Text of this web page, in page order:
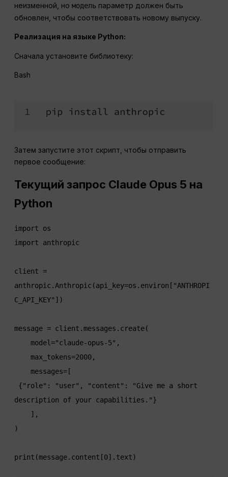
неизменной, номодель параметр должен быть
обновлен, чтобы соответствовать новому выпуску.
Реализация на языке Python:
Сначала установите библиотеку:
Bash
Затем запустите этот скрипт, чтобы отправить
первое сообщение:
Текущий запрос Claude Opus 5 на
Python
import os
import anthropic
client =
anthropic.Anthropic(api_key=os.environ["ANTHROPI
C_API_KEY"])
message = client.messages.create(
description of your capabilities."}
)
print(message.content[0].text)